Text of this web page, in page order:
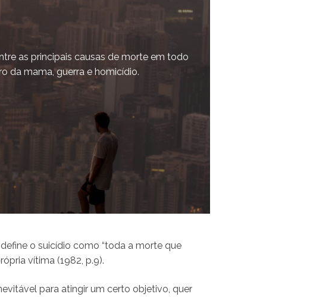
as principais causas de morte em todo
da mama, guerra e homicídio.
o suicídio como “toda a morte que
vítima (1982, p.9).
para atingir um certo objetivo, quer